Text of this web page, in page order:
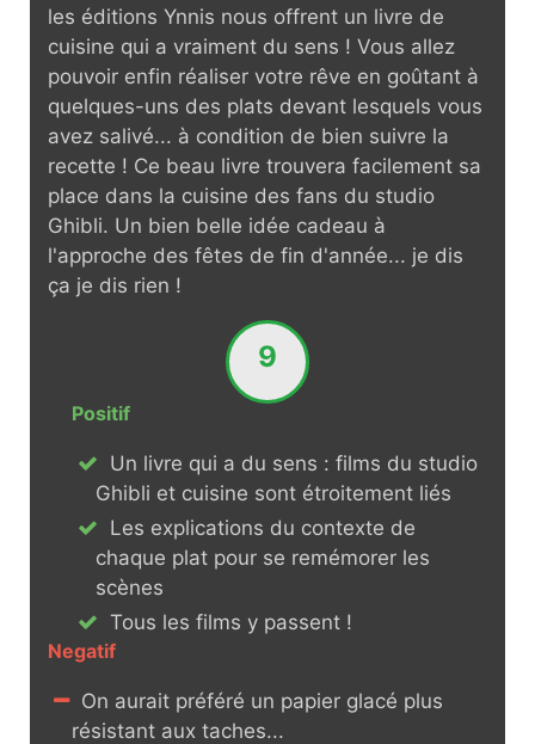
les éditions Ynnis nous offrent un livre de
cuisine qui a vraiment du sens ! Vous allez
pouvoir enfin réaliser votre rêve en goûtant à
quelques-uns des plats devant lesquels vous
avez salivé... à condition de bien suivre la
recette ! Ce beau livre trouvera facilement sa
place dans la cuisine des fans du studio
Ghibli. Un bien belle idée cadeau à
l'approche des fêtes de fin d'année... je dis
ça je dis rien !
9
Positif
Un livre qui a du sens : films du studio
Ghibli et cuisine sont étroitement liés
Les explications du contexte de
chaque plat pour se remémorer les
scènes
Tous les films y passent !
Negatif
On aurait préféré un papier glacé plus
résistant aux taches...